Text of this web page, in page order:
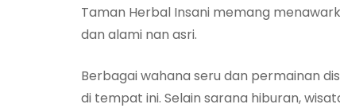
Taman Herbal Insani memang
dan alami nan asri.
Berbagai wahana seru dan permainan
di tempat ini. Selain sarana hiburan,